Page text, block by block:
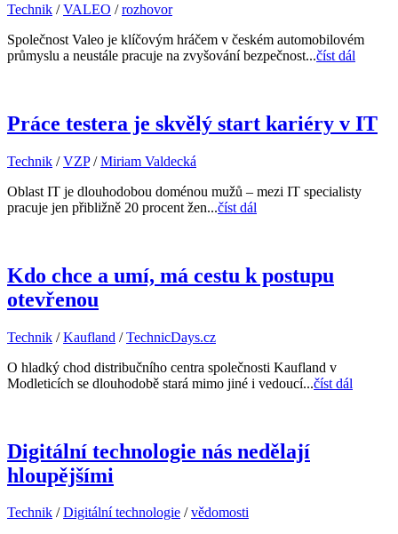
Technik /VALEO /rozhovor
Společnost Valeo je klíčovým hráčem v českém automobilovém
průmyslu a neustále pracuje na zvyšování bezpečnost...číst dál
Práce testera je skvělý start kariéry v IT
Technik /VZP/Miriam Valdecká
Oblast IT je dlouhodobou doménou mužů – mezi IT specialisty
pracuje jen přibližně 20 procent žen...číst dál
Kdo chce a umí, má cestu k postupu
otevřenou
Technik /Kaufland /TechnicDays.cz
O hladký chod distribučního centra společnosti Kaufland v
Modleticích se dlouhodobě stará mimo jiné i vedoucí...číst dál
Digitální technologie nás nedělají
hloupějšími
Technik /Digitální technologie /vědomosti